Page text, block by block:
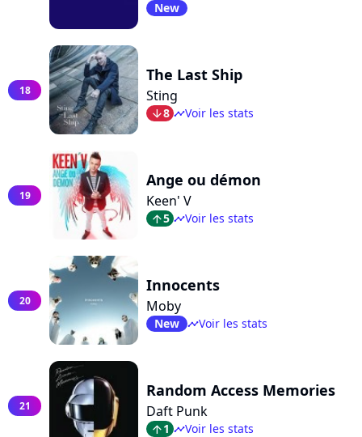
New
18
The Last Ship
Sting
arrow_bot8 timelineVoir les stats
19
Ange ou démon
Keen' V
arrow_top5 timelineVoir les stats
20
Innocents
Moby
New timelineVoir les stats
21
Random Access Memories
Daft Punk
arrow_top1 timelineVoir les stats